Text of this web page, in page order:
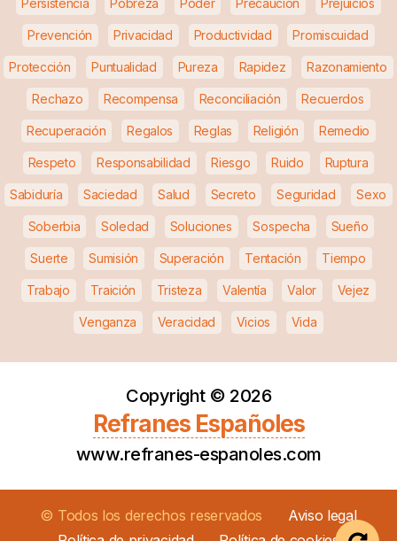
Persistencia Pobreza Poder Precaución Prejuicios
Prevención Privacidad Productividad Promiscuidad
Protección Puntualidad Pureza Rapidez Razonamiento
Rechazo Recompensa Reconciliación Recuerdos
Recuperación Regalos Reglas Religión Remedio
Respeto Responsabilidad Riesgo Ruido Ruptura
Sabiduría Saciedad Salud Secreto Seguridad Sexo
Soberbia Soledad Soluciones Sospecha Sueño
Suerte Sumisión Superación Tentación Tiempo
Trabajo Traición Tristeza Valentía Valor Vejez
Venganza Veracidad Vicios Vida
Copyright © 2026
Refranes Españoles
www.refranes-espanoles.com
© Todos los derechos reservados
Aviso legal